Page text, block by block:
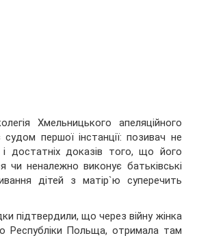
Хмельницького апеляційного
першої інстанції: позивач не
достатніх доказів того, що його
чи неналежно виконує батьківські
дітей з матір`ю суперечить
підтвердили, що через війну жінка
Республіки Польща, отримала там